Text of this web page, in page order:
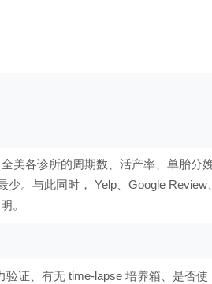
美各诊所的周期数、活产率、单胎分
少。与此同时， Yelp、Google Review
。
证、有无 time-lapse 培养箱、是否使